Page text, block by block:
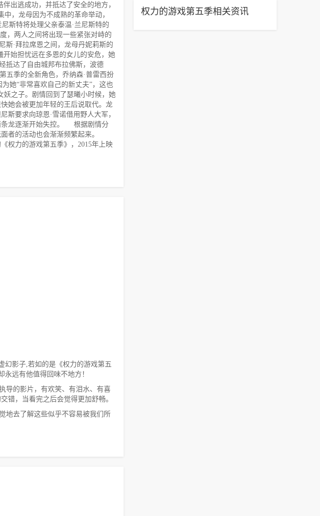
出逃成功，并抵达了安全的地方，
，龙母因为不成熟的革命举动，
斯特将处理父亲泰温·兰尼斯特的
，两人之间将出现一些紧张对峙的
斯·拜拉席恩之间，龙母丹妮莉斯的
始担忧远在多恩的女儿的安危，她
抵达了自由城邦布拉佛斯，波德
五季的全新角色，乔纳森·普雷西扮
她“非常喜欢自己的新丈夫”，这也
之子。剧情回到了瑟曦小时候，她
她会被更加年轻的王后说取代。龙
斯要求向琼恩·雪诺借用野人大军，
条龙逐渐开始失控。 根据剧情分
者的活动也会渐渐频繁起来。
权力的游戏第五季》，2015年上映
幻影子,若如的是《权力的游戏第五
远有他值得回味不地方！
导的影片，有欢笑、有泪水、有喜
错，当看完之后会觉得更加舒畅。
地去了解这些似乎不容易被我们所
权力的游戏第五季相关资讯